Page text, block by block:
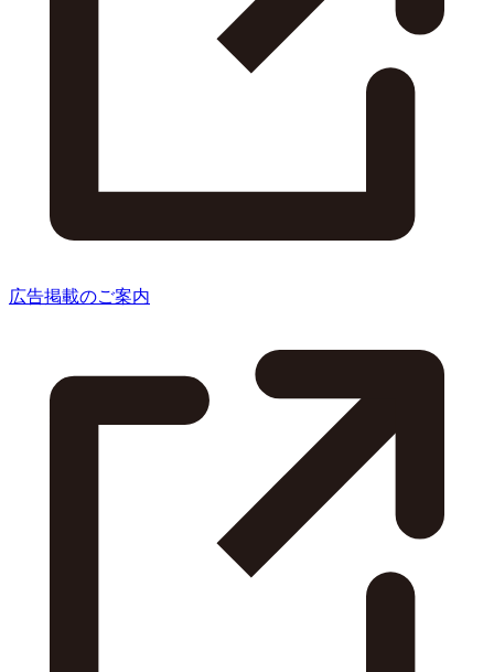
広告掲載のご案内